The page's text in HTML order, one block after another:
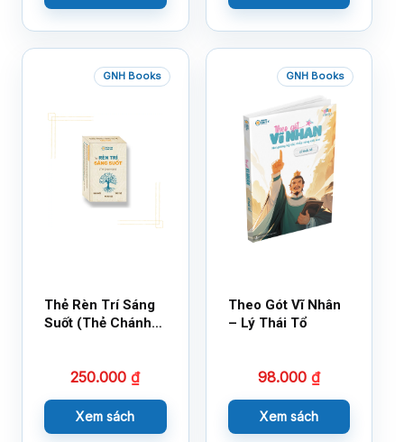
GNH Books
Thẻ Rèn Trí Sáng
Suốt (Thẻ Chánh
250.000₫
Xem sách
GNH Books
Theo Gót Vĩ Nhân
– Lý Thái Tổ
98.000 ₫
Xem sách